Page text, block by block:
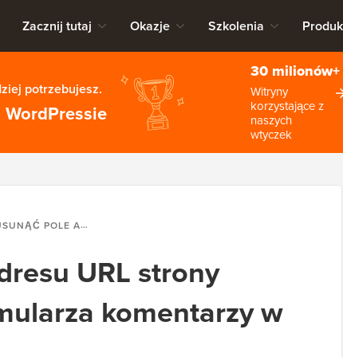
Zacznij tutaj Okazje Szkolenia
potrzebujesz.
30 milionów+
Witryny
korzystające z
naszych
wtyczek
STRONY INTERNETOWEJ Z FORMULARZA KOMENTARZY W WORDPRESSIE
URL strony
komentarzy w